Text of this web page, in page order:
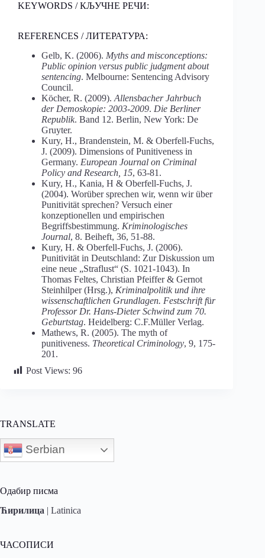
KEYWORDS / КЉУЧНЕ РЕЧИ:
REFERENCES / ЛИТЕРАТУРА:
Gelb, K. (2006). Myths and misconceptions:
Public opinion versus public judgment about
sentencing. Melbourne: Sentencing Advisory
Council.
Köcher, R. (2009). Allensbacher Jahrbuch
der Demoskopie: 2003-2009. Die Berliner
Republik. Band 12. Berlin, New York: De
Gruyter.
Kury, H., Brandenstein, M. & Oberfell-Fuchs,
J. (2009). Dimensions of Punitiveness in
Germany. European Journal on Criminal
Policy and Research, 15, 63-81.
Kury, H., Kania, H & Oberfell-Fuchs, J.
(2004). Worüber sprechen wir, wenn wir über
Punitivität sprechen? Versuch einer
konzeptionellen und empirischen
Begriffsbestimmung. Kriminologisches
Journal, 8. Beiheft, 36, 51-88.
Kury, H. & Oberfell-Fuchs, J. (2006).
Punitivität in Deutschland: Zur Diskussion um
eine neue „Straflust“ (S. 1021-1043). In
Thomas Feltes, Christian Pfeiffer & Gernot
Steinhilper (Hrsg.), Kriminalpolitik und ihre
wissenschaftlichen Grundlagen. Festschrift für
Professor Dr. Hans-Dieter Schwind zum 70.
Geburtstag. Heidelberg: C.F.Müller Verlag.
Mathews, R. (2005). The myth of
punitiveness. Theoretical Criminology, 9, 175-
201.
Post Views: 96
TRANSLATE
Serbian
Одабир писма
Ћирилица | Latinica
ЧАСОПИСИ